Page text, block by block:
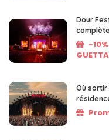
Dour
complète
-
Où sortir